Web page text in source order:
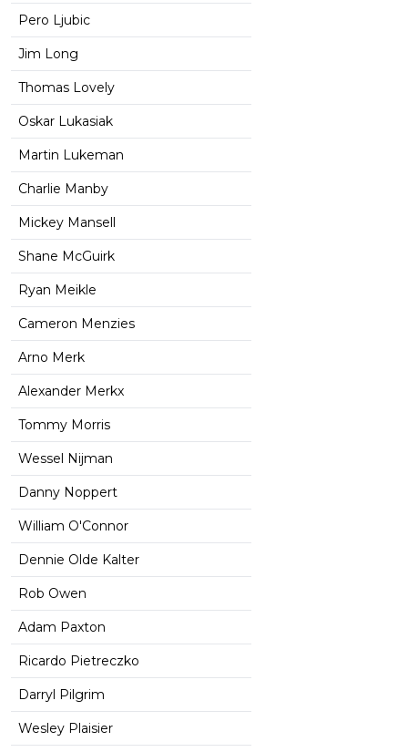
Pero Ljubic
Jim Long
Thomas Lovely
Oskar Lukasiak
Martin Lukeman
Charlie Manby
Mickey Mansell
Shane McGuirk
Ryan Meikle
Cameron Menzies
Arno Merk
Alexander Merkx
Tommy Morris
Wessel Nijman
Danny Noppert
William O'Connor
Dennie Olde Kalter
Rob Owen
Adam Paxton
Ricardo Pietreczko
Darryl Pilgrim
Wesley Plaisier